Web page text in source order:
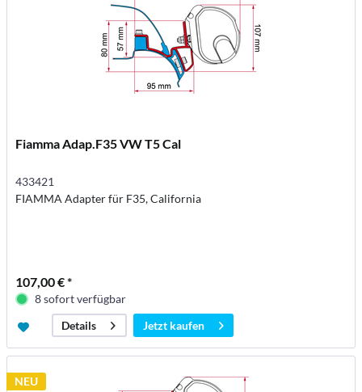
Fiamma Adap.F35 VW T5 Cal
433421
FIAMMA Adapter für F35, California
107,00 € *
8 sofort verfügbar
Details
Jetzt kaufen
NEU